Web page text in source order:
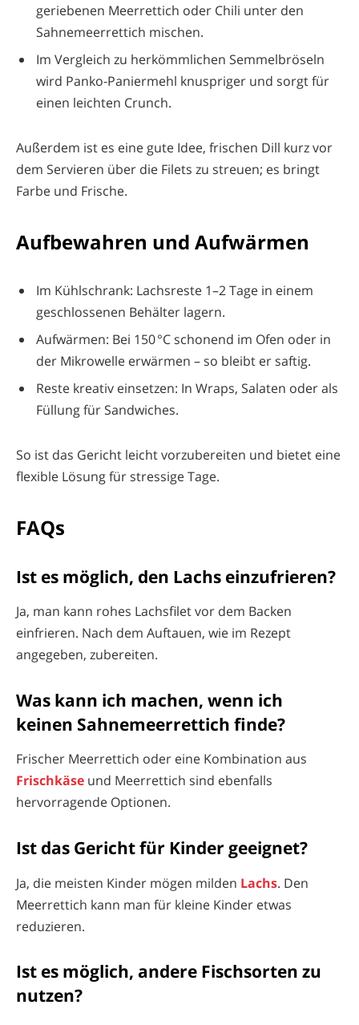
geriebenen Meerrettich oder Chili unter den
Sahnemeerrettich mischen.
Im Vergleich zu herkömmlichen Semmelbröseln
wird Panko-Paniermehl knuspriger und sorgt für
einen leichten Crunch.
Außerdem ist es eine gute Idee, frischen Dill kurz vor
dem Servieren über die Filets zu streuen; es bringt
Farbe und Frische.
Aufbewahren und Aufwärmen
Im Kühlschrank: Lachsreste 1–2 Tage in einem
geschlossenen Behälter lagern.
Aufwärmen: Bei 150 °C schonend im Ofen oder in
der Mikrowelle erwärmen – so bleibt er saftig.
Reste kreativ einsetzen: In Wraps, Salaten oder als
Füllung für Sandwiches.
So ist das Gericht leicht vorzubereiten und bietet eine
flexible Lösung für stressige Tage.
FAQs
Ist es möglich, den Lachs einzufrieren?
Ja, man kann rohes Lachsfilet vor dem Backen
einfrieren. Nach dem Auftauen, wie im Rezept
angegeben, zubereiten.
Was kann ich machen, wenn ich
keinen Sahnemeerrettich finde?
Frischer Meerrettich oder eine Kombination aus
Frischkäse und Meerrettich sind ebenfalls
hervorragende Optionen.
Ist das Gericht für Kinder geeignet?
Ja, die meisten Kinder mögen milden Lachs. Den
Meerrettich kann man für kleine Kinder etwas
reduzieren.
Ist es möglich, andere Fischsorten zu
nutzen?